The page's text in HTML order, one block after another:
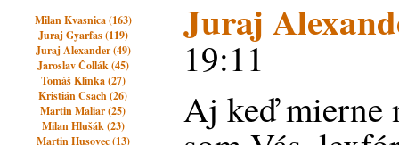
Milan Kvasnica (163)
Juraj Gyarfas (119)
Juraj Alexander (49)
Jaroslav Čollák (45)
Tomáš Klinka (27)
Kristián Csach (26)
Martin Maliar (25)
Milan Hlušák (23)
Martin Husovec (13)
Juraj
19:11
Aj keď mierne